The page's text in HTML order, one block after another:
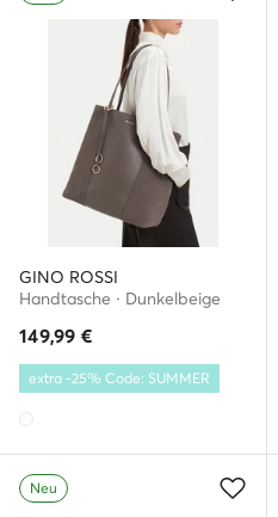
GINO ROSSI
Handtasche · Dunkelbeige
149,99 €
extra -25% Code: SUMMER
Neu